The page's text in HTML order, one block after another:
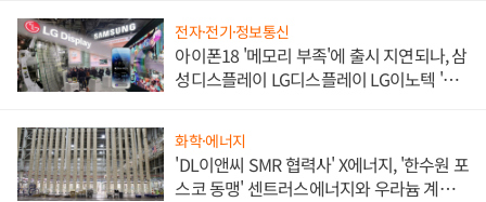
전자·전기·정보통신
아이폰18 '메모리 부족'에 출시 지연되나, 삼
성디스플레이 LG디스플레이 LG이노텍 '탈
화학·에너지
'DL이앤씨 SMR 협력사' X에너지, '한수원 포
스코 동맹' 센트러스에너지와 우라늄 계약